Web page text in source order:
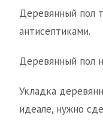
Деревянный пол
антисептиками.
Деревянный пол
Укладка
идеале, нужно